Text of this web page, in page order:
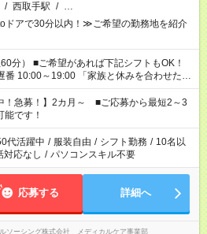
/ 西取手駅 / …
ドアで30分以内！≫ご希望の勤務地を紹介
シフトもOK！
「家族と休みを合わせた
夕飯の準備がしたい」 「できれば残業はし
を教えてくださいね。 ※Wワーク希望
事で希望する勤務時間と、もう1つのお仕事
週40時間を超える場合は応募できません。
！急募！】2カ月～ ■ご応募から最短2～3
能です！
代活躍中 / 服装自由 / シフト勤務 / 10名以
対応なし / パソコンスキル不要
応募する 詳細へ
ソーシング株式会社 メディカルケア事業部